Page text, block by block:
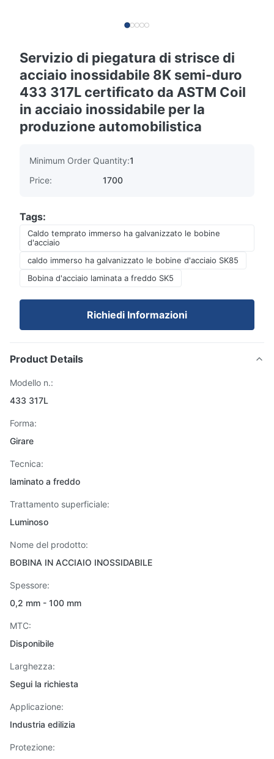
Servizio di piegatura di strisce di
acciaio inossidabile 8K semi-duro
433 317L certificato da ASTM Coil
in acciaio inossidabile per la
produzione automobilistica
Minimum Order Quantity:1
Price:
1700
Tags:
Caldo temprato immerso ha galvanizzato le bobine
d'acciaio
caldo immerso ha galvanizzato le bobine d'acciaio SK85
Bobina d'acciaio laminata a freddo SK5
Richiedi Informazioni
Product Details
Modello n.:
433 317L
Forma:
Girare
Tecnica:
laminato a freddo
Trattamento superficiale:
Luminoso
Nome del prodotto:
BOBINA IN ACCIAIO INOSSIDABILE
Spessore:
0,2 mm - 100 mm
MTC:
Disponibile
Larghezza:
Segui la richiesta
Applicazione:
Industria edilizia
Protezione: